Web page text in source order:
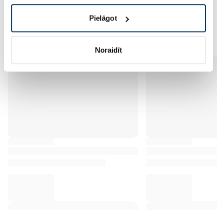
Pielāgot
Noraidīt
Vēl no šī zīmola